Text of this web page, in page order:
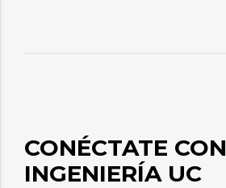
CONÉCTATE CON
INGENIERÍA UC